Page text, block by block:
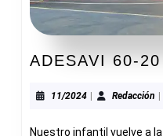
ADESAVI 60-20
11/202411/2024Redacción
Nuestro infantil vuelve a